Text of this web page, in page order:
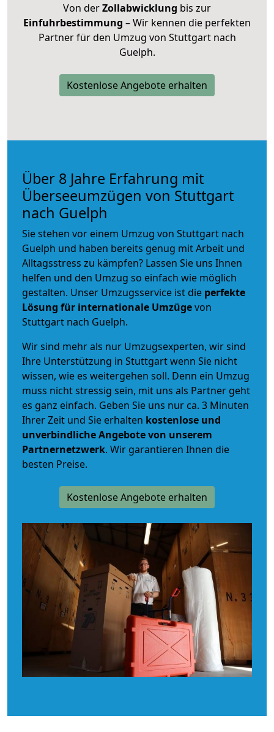
Von derZollabwicklung bis zur
Einfuhrbestimmung – Wir kennen die perfekten
Partner für den Umzug von Stuttgart nach
Guelph.
Kostenlose Angebote erhalten
Über 8 Jahre Erfahrung mit
Überseeumzügen von Stuttgart
nach Guelph
Sie stehen vor einem Umzug von Stuttgart nach
Guelph und haben bereits genug mit Arbeit und
Alltagsstress zu kämpfen? Lassen Sie uns Ihnen
helfen und den Umzug so einfach wie möglich
gestalten. Unser Umzugsservice ist die perfekte
Lösung für internationale Umzügevon
Stuttgart nach Guelph.
Wir sind mehr als nur Umzugsexperten, wir sind
Ihre Unterstützung in Stuttgart wenn Sie nicht
wissen, wie es weitergehen soll. Denn ein Umzug
muss nicht stressig sein, mit uns als Partner geht
es ganz einfach. Geben Sie uns nur ca. 3 Minuten
Ihrer Zeit und Sie erhalten kostenlose und
unverbindlicheAngebote von unserem
Partnernetzwerk. Wir garantieren Ihnen die
besten Preise.
Kostenlose Angebote erhalten